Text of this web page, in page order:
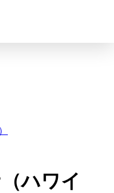
ハワイ